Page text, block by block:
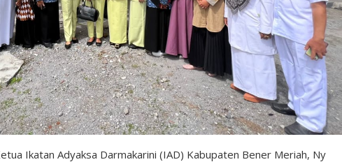
Ikatan Adyaksa Darmakarini (IAD) Kabupaten Bener Meriah, Ny